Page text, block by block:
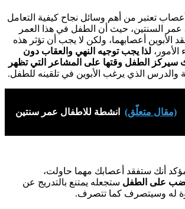
تعتبر من أهم وسائل نجاح كيفية التعامل
عمر السنتين، حيث أن الطفل في هذا العمر
الأبوين أعصابهما، ولكن لا يجب أن تؤثر هذه
الأمور، لذا يجب توجيه النهي والعقاب دون
الطفل وقتها على المشاعر التي تظهر
والدرس الذي يرغب الأبوين في تلقينه للطفل.
(مقال متعلّق) انشطة للاطفال عمر سنتين
أنك ستفقد أعصابك مهما حاولت،
على الطفل ستجعله يمتنع بالتدريج عن
له وسيتصرف كما تتصرف.